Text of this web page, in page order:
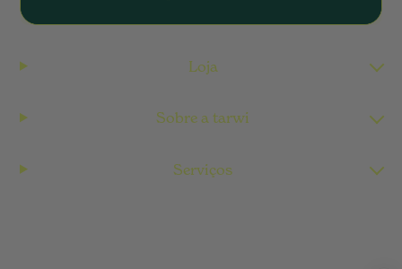
Loja
Sobre a tarwi
Serviços